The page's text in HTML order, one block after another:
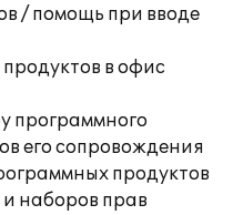
/ помощь при вводе
в офис
программного
его сопровождения
продуктов
наборов прав